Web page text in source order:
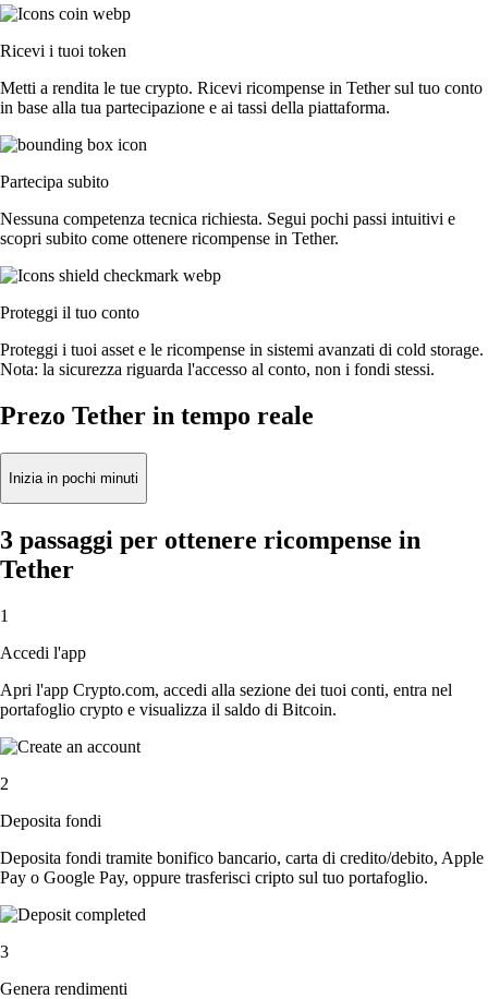
Ricevi i tuoi token
Metti a rendita le tue crypto. Ricevi ricompense in Tether sul tuo conto
in base alla tua partecipazione e ai tassi della piattaforma.
Partecipa subito
Nessuna competenza tecnica richiesta. Segui pochi passi intuitivi e
scopri subito come ottenere ricompense in Tether.
Proteggi il tuo conto
Proteggi i tuoi asset e le ricompense in sistemi avanzati di cold storage.
Nota: la sicurezza riguarda l'accesso al conto, non i fondi stessi.
Prezo Tether in tempo reale
Inizia in pochi minuti
3 passaggi per ottenere ricompense in
Tether
1
Accedi l'app
Apri l'app Crypto.com, accedi alla sezione dei tuoi conti, entra nel
portafoglio crypto e visualizza il saldo di Bitcoin.
2
Deposita fondi
Deposita fondi tramite bonifico bancario, carta di credito/debito, Apple
Pay o Google Pay, oppure trasferisci cripto sul tuo portafoglio.
3
Genera rendimenti